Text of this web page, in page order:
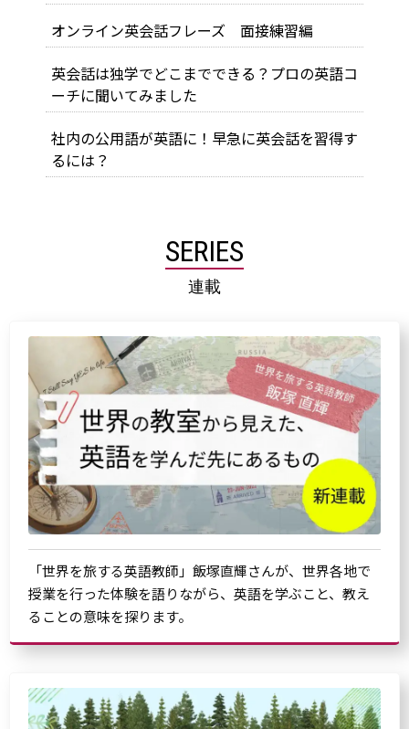
オンライン英会話フレーズ 面接練習編
英会話は独学でどこまでできる？プロの英語コ
ーチに聞いてみました
社内の公用語が英語に！早急に英会話を習得す
るには？
SERIES
連載
「世界を旅する英語教師」飯塚直輝さんが、世界各地で
授業を行った体験を語りながら、英語を学ぶこと、教え
ることの意味を探ります。